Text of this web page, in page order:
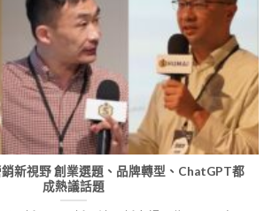
新視野 創業選題、品牌轉型、ChatGPT都
成熱議話題